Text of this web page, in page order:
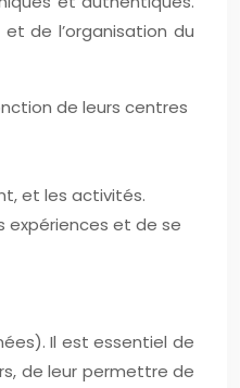
de l’organisation du
de leurs centres
et les activités.
expériences et de se
Il est essentiel de
de leur permettre de